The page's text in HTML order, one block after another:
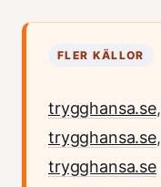
FLER KÄLLOR
trygghansa.se,
trygghansa.se,
trygghansa.se